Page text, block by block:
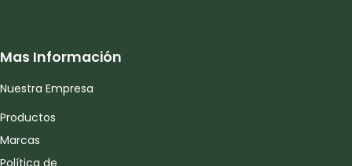
Mas Información
Nuestra Empresa
Productos
Marcas